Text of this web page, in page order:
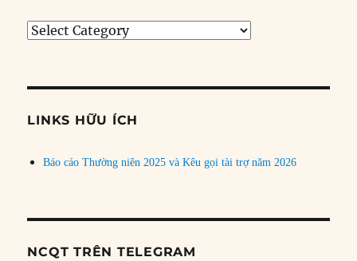
Tìm
đề
LINKS HỮU ÍCH
Báo cáo Thường niên 2025 và Kêu gọi tài trợ năm 2026
NCQT TRÊN TELEGRAM